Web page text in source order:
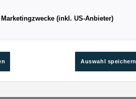
(inkl. US-Anbieter)
Auswahl speichern